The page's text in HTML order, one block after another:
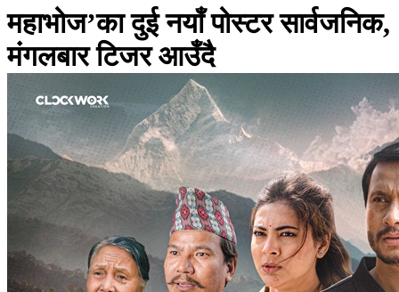
महाभोज’का दुई नयाँ पोस्टर सार्वजनिक,
मंगलबार टिजर आउँदै